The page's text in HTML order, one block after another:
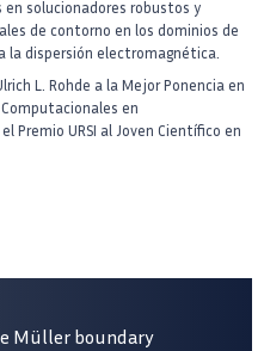
solucionadores robustos y
de contorno en los dominios de
la dispersión electromagnética.
L. Rohde a la Mejor Ponencia en
en
Premio URSI al Joven Científico en
Müller boundary